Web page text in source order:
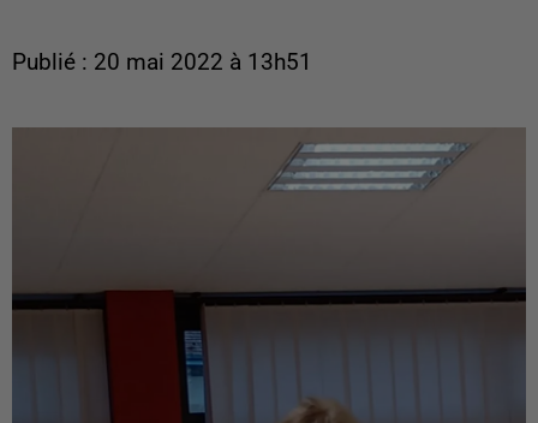
Publié : 20 mai 2022 à 13h51